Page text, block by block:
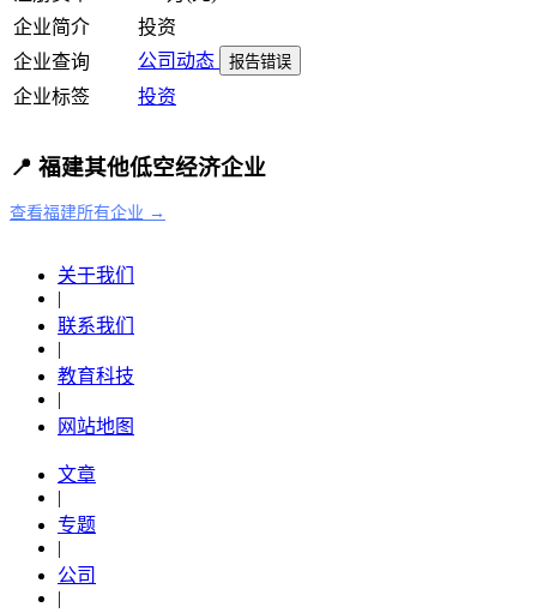
企业简介
投资
企业查询
公司动态 报告错误
企业标签 投资
📍 福建其他低空经济企业
查看福建所有企业 →
关于我们
|
联系我们
|
教育科技
|
网站地图
文章
|
专题
|
公司
|